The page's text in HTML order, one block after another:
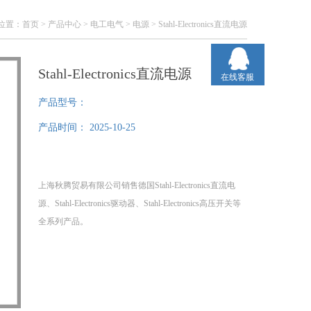
置： 首页 > 产品中心 > 电工电气 > 电源 > Stahl-Electronics直流电源
Stahl-Electronics直流电源
产品型号：
产品时间： 2025-10-25
上海秋腾贸易有限公司销售德国Stahl-Electronics直流电
源、Stahl-Electronics驱动器、Stahl-Electronics高压开关等
全系列产品。
在线客服